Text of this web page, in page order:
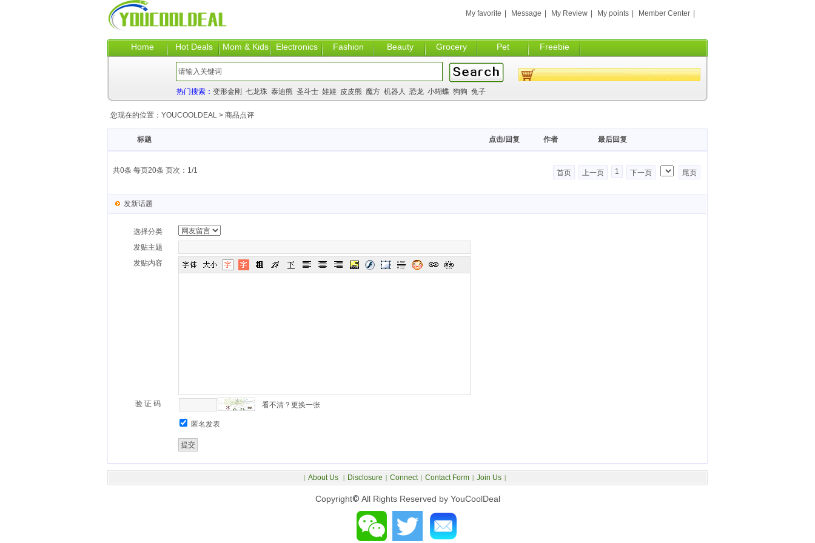
Home Hot Deals Mom & Kids Electronics Fashion Beauty Grocery Pet Freebie
My favorite Message My Review My points Member Center
热门搜索： 变形金刚 七龙珠 泰迪熊 圣斗士 娃娃 皮皮熊 魔方 机器人 恐龙 小蝴蝶 狗狗 兔子
您现在的位置： YOUCOOLDEAL > 商品点评
标题 最后回复
作者
点击/回复
共0条 每页20条 页次：1/1 首页 上一页 1 下一页 尾页
发新话题
选择分类
发贴主题
发贴内容
验 证 码 看不清？更换一张
匿名发表
Copyright© All Rights Reserved by YouCoolDeal
| About Us | Disclosure | Connect | Contact Form | Join Us |